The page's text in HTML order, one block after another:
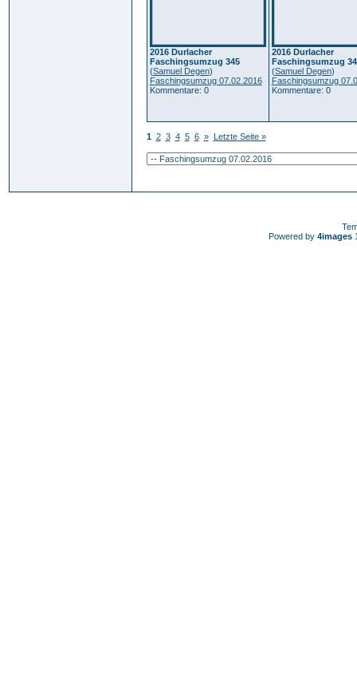
2016 Durlacher
Faschingsumzug 345
(Samuel Degen)
Faschingsumzug 07.02.2016
Kommentare: 0
2016 Durlacher
Faschingsumzug
(Samuel Degen)
Faschingsumzug
Kommentare: 0
1 2 3 4 5 6 » Letzte Seite »
Powered by 4images